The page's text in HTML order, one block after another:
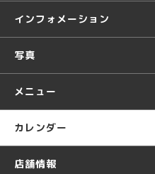
インフォメーション
写真
メニュー
カレンダー
店舗情報